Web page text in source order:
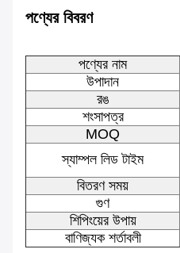
পণ্যের বিবরণ
পণ্যের নাম
উপাদান
রঙ
শংসাপত্র
MOQ
স্যাম্পল লিড টাইম
বিতরণ সময়
গুণ
শিপিংয়ের উপায়
বাণিজ্যক শর্তাবলী